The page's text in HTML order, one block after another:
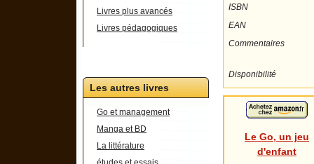
Livres plus avancés
Livres pédagogiques
Les autres livres
Go et management
Manga et BD
La littérature
ISBN
EAN
Commentaires
Disponibilité
Le Go, un jeu
d'enfant